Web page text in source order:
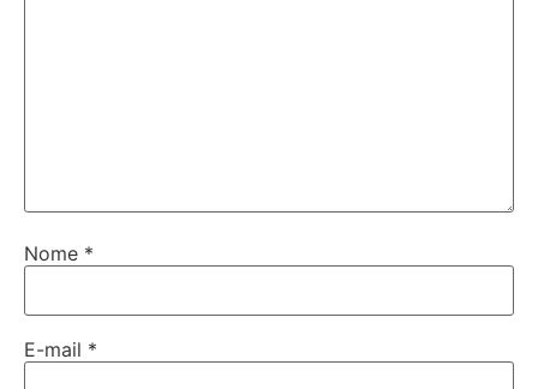
Nome *
E-mail *